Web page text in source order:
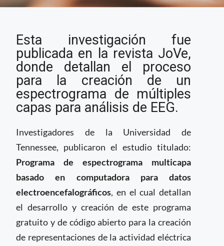
desarrollan programa
informático de código
abierto para la
visualización de la
actividad eléctrica del
cerebro
Esta investigación fue
publicada en la revista JoVe,
donde detallan el proceso
para la creación de un
espectrograma de múltiples
capas para análisis de EEG.
Investigadores de la Universidad de
Tennessee, publicaron el estudio titulado:
Programa de espectrograma multicapa
basado en computadora para datos
electroencefalográficos, en el cual detallan
el desarrollo y creación de este programa
gratuito y de código abierto para la creación
de representaciones de la actividad eléctrica